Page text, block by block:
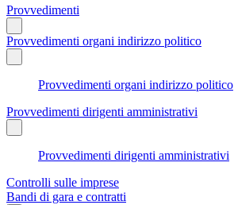
Provvedimenti
Provvedimenti organi indirizzo politico
Provvedimenti organi indirizzo politico
Provvedimenti dirigenti amministrativi
Provvedimenti dirigenti amministrativi
Controlli sulle imprese
Bandi di gara e contratti